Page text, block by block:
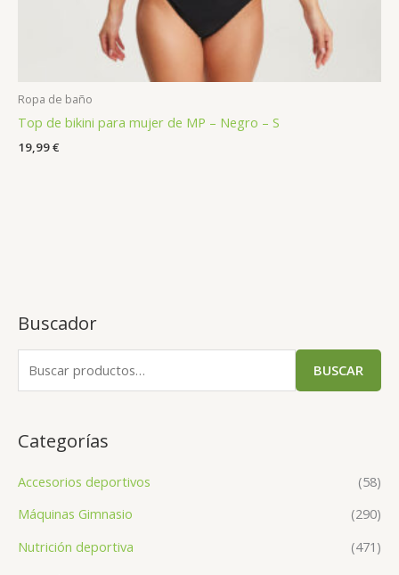
Buscador
BUSCAR
Categorías
Accesorios deportivos
(58)
Máquinas Gimnasio
(290)
Nutrición deportiva
(471)
Ropa de baño
Top de bikini para mujer de MP – Negro – S
19,99€